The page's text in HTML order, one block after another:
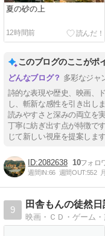
夏の砂の上
12時間前
このブログのここがポ
多彩なジャ
詩的な表現や歴史、映画、
し、斬新な感性を引き出し
読みやすさと深みの両立を
丁寧に紡ぎ出す点が特徴で
じて新しい視座を提案します
2082638 10
週間IN:66 週間OUT:552
9
田舎もんの徒然日